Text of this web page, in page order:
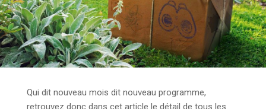
Qui dit nouveau mois dit nouveau programme,
retrouvez donc dans cet article le détail de tous les